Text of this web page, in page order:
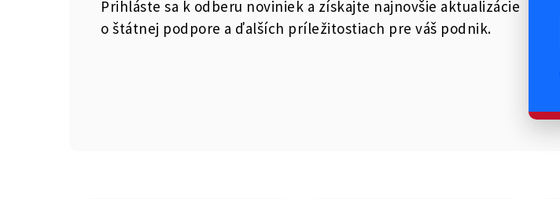
Prihláste sa k odberu noviniek a získajte najnovšie aktualizácie
o štátnej podpore a ďalších príležitostiach pre váš podnik.